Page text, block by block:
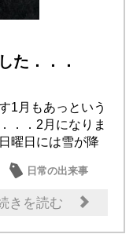
た．．．
1月もあっという
．．2月になりま
曜日には雪が降
日常の出来事
きを読む